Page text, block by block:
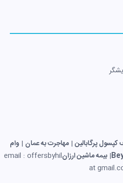
پرگابالین | مهاجرت به عمان | وام
|بیمه ماشین ارزانemail : offersbyhil
at